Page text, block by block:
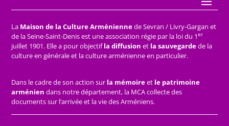
La Maison de la Culture Arméniennede Sevran / Livry-Gargan et
de la Seine-Saint-Denis est une association régie par la loi du 1er
juillet 1901. Elle a pour objectifla diffusion et la sauvegardede la
culture en générale et la culture arménienne en particulier.
Dans le cadre de son action sur la mémoireet le patrimoine
arménien dans notre département, la MCA collecte des
documents sur l’arrivée et la vie des Arméniens.